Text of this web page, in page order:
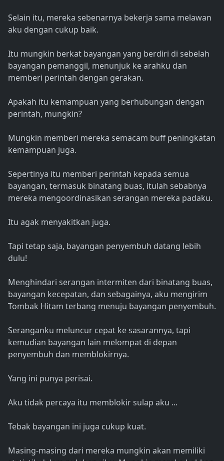
Selain itu, mereka sebenarnya bekerja sama melawan
aku dengan cukup baik.
Itu mungkin berkat bayangan yang berdiri di sebelah
bayangan pemanggil, menunjuk ke arahku dan
memberi perintah dengan gerakan.
Apakah itu kemampuan yang berhubungan dengan
perintah, mungkin?
Mungkin memberi mereka semacam buff peningkatan
kemampuan juga.
Sepertinya itu memberi perintah kepada semua
bayangan, termasuk binatang buas, itulah sebabnya
mereka mengoordinasikan serangan mereka padaku.
Itu agak menyakitkan juga.
Tapi tetap saja, bayangan penyembuh datang lebih
dulu!
Menghindari serangan intermiten dari binatang buas,
bayangan kecepatan, dan sebagainya, aku mengirim
Tombak Hitam terbang menuju bayangan penyembuh.
Seranganku meluncur cepat ke sasarannya, tapi
kemudian bayangan lain melompat di depan
penyembuh dan memblokirnya.
Yang ini punya perisai.
Aku tidak percaya itu memblokir sulap aku ...
Tebak bayangan ini juga cukup kuat.
Masing-masing dari mereka mungkin akan memiliki